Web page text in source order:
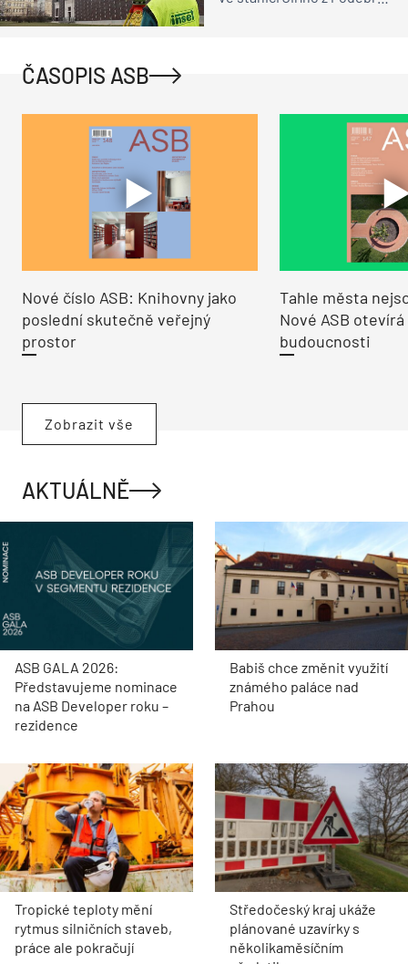
ČASOPIS ASB
Nové číslo ASB: Knihovny jako
poslední skutečně veřejný
prostor
Tahle města
Nové ASB
budoucnosti
Zobrazit vše
AKTUÁLNĚ
ASB GALA 2026:
Představujeme nominace
na ASB Developer roku –
rezidence
Babiš chce změnit využití
známého paláce nad
Prahou
Tropické teploty mění
rytmus silničních staveb,
práce ale pokračují
Středočeský kraj ukáže
plánované uzavírky s
několikaměsíčním